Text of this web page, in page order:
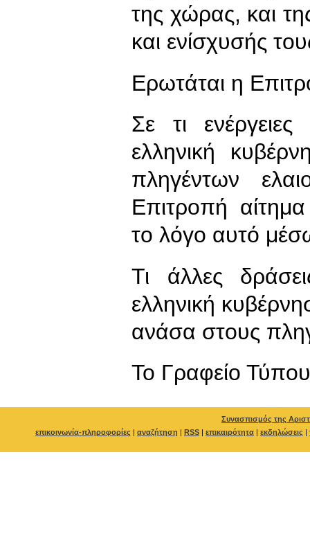
της χώρας, και
και ενίσχυσής
Ερωτάται η
Σε τι
ελληνική
πληγέντων
Επιτροπή
το λόγο αυτό
Τι άλλες
ελληνική
ανάσα στους
To Γραφείο Τύπου
Συνασπισμός της
επικοινωνία-πληροφορίες | αναζήτηση | RSS | επικαιρότητα | εκδηλώσεις |